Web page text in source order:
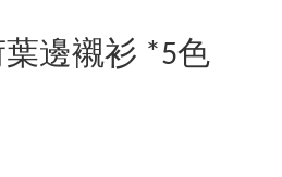
邊襯衫 *5色